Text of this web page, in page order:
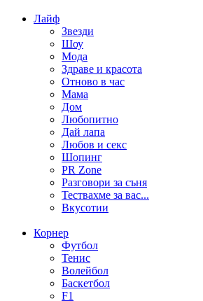
Лайф
Звезди
Шоу
Мода
Здраве и красота
Отново в час
Мама
Дом
Любопитно
Дай лапа
Любов и секс
Шопинг
PR Zone
Разговори за съня
Тествахме за вас...
Вкусотии
Корнер
Футбол
Тенис
Волейбол
Баскетбол
F1